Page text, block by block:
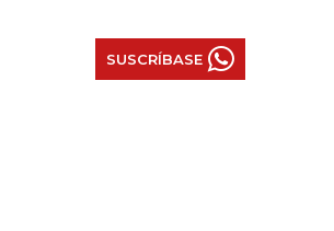
SUSCRÍBASE